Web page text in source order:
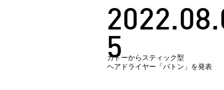
カドーからスティック型
ヘアドライヤー「バトン」を発表
5